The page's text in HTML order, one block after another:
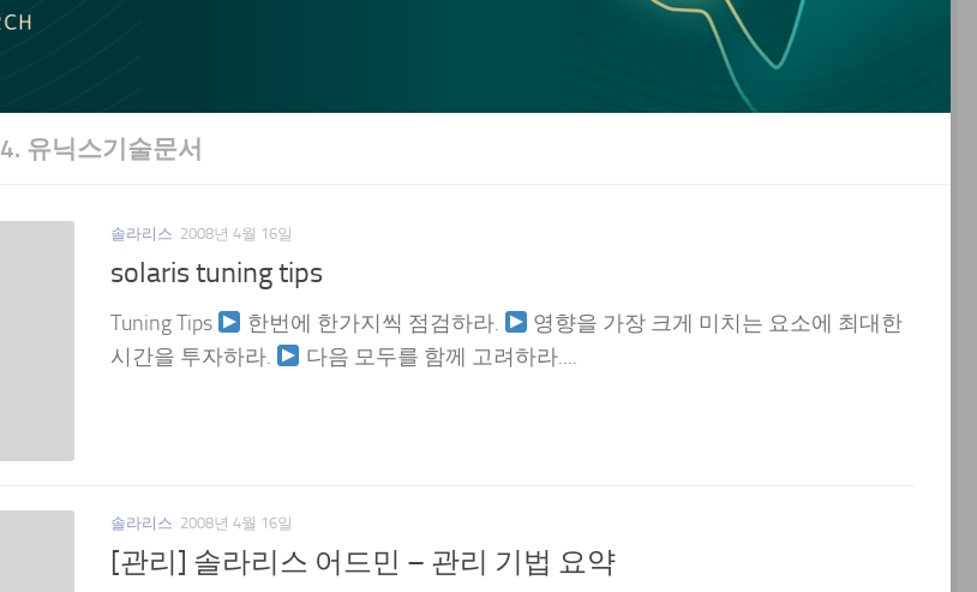
4. 유닉스기술문서
솔라리스 2008년 4월 16일
solaris tuning tips
Tuning Tips 한번에 한가지씩 점검하라.
영향을 가장 크게 미치는 요소에 최대한
시간을 투자하라.
다음 모두를 함께 고려하라....
솔라리스 2008년 4월 16일
[관리] 솔라리스 어드민 – 관리 기법 요약